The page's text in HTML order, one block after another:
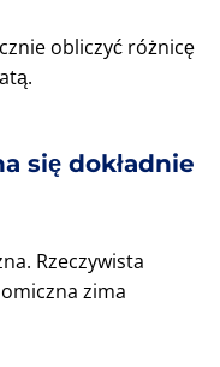
obliczyć różnicę
się dokładnie
Rzeczywista
zima